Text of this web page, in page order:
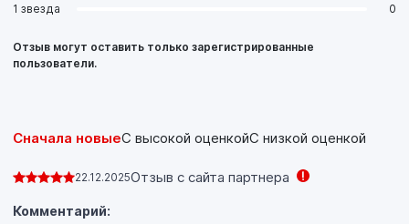
1 звезда
0
Отзыв могут оставить только зарегистрированные
пользователи.
Сначала новыеС высокой оценкойС низкой оценкой
22.12.2025Отзыв с сайта партнера
Комментарий: